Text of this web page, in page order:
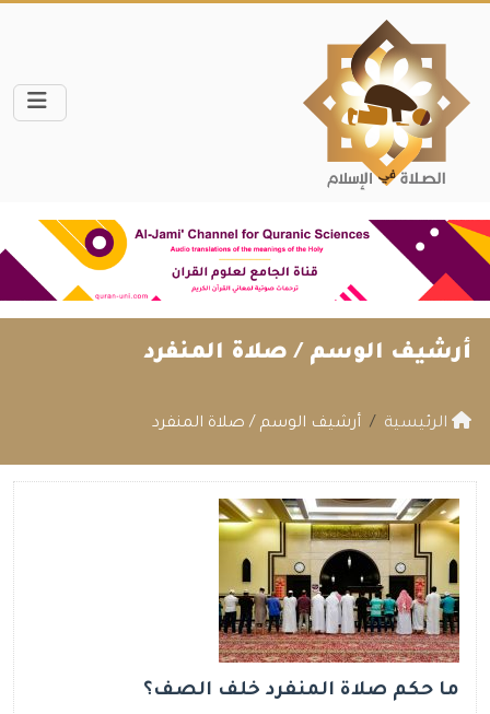
أرشيف الوسم / صلاة المنفرد
الرئيسية أرشيف الوسم / صلاة المنفرد
ما حكم صلاة المنفرد خلف الصف؟